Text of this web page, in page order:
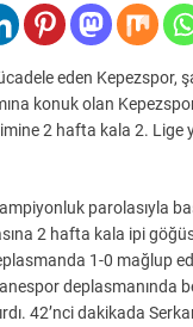
eden Kepezspor,
konuk olan
2 hafta kala 2. Lige
parolasıyla
2 hafta kala ipi
1-0 mağlup
deplasmanında
42’nci dakikada